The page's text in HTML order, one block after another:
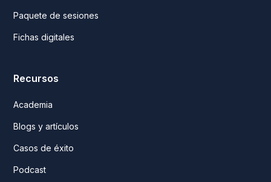
Paquete de sesiones
Fichas digitales
Recursos
Academia
Blogs y artículos
Casos de éxito
Podcast